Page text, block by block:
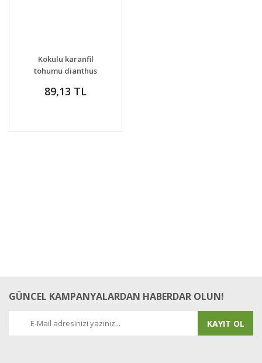
DETAYLAR
VER
Kokulu karanfil
tohumu dianthus
89,13 TL
GÜNCEL KAMPANYALARDAN HABERDAR OLUN!
KAYIT OL